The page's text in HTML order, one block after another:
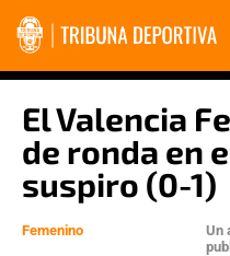
El Valencia
de ronda en
suspiro (0-1)
Femenino Un